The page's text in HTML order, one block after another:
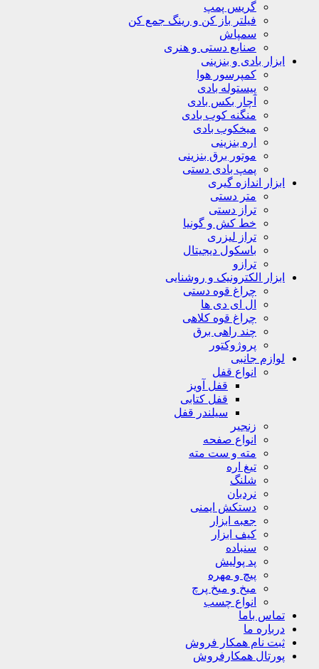
گریس پمپ
فیلتر باز کن و رینگ جمع کن
سمپاش
صنایع دستی و هنری
ابزار بادی و بنزینی
کمپرسور هوا
پیستوله بادی
آچار بکس بادی
منگنه کوب بادی
میخکوب بادی
اره بنزینی
موتور برق بنزینی
پمپ بادی دستی
ابزار اندازه گیری
متر دستی
تراز دستی
خط کش و گونیا
تراز لیزری
باسکول دیجیتال
ترازو
ابزار الکترونیک و روشنایی
چراغ قوه دستی
ال ای دی ها
چراغ قوه کلاهی
چند راهی برق
پروژوکتور
لوازم جانبی
انواع قفل
قفل آویز
قفل کتابی
سیلندر قفل
زنجیر
انواع صفحه
مته و ست مته
تیغ اره
شلنگ
نردبان
دستکش ایمنی
جعبه ابزار
کیف ابزار
سنباده
پد پولیش
پیچ و مهره
میخ و میخ پرچ
انواع چسب
تماس باما
درباره ما
ثبت نام همکار فروش
پورتال همکارفروش